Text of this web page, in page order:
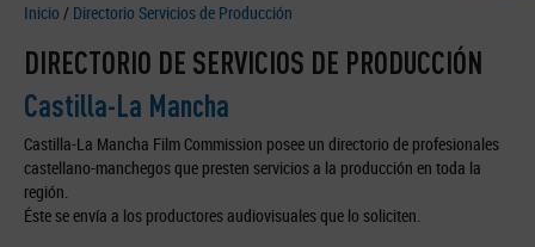
Inicio / Directorio Servicios de Producción
DIRECTORIO DE SERVICIOS DE PRODUCCIÓN
Castilla-La Mancha
Castilla-La Mancha Film Commission posee un directorio de profesionales
castellano-manchegos que presten servicios a la producción en toda la
región.
Éste se envía a los productores audiovisuales que lo soliciten.